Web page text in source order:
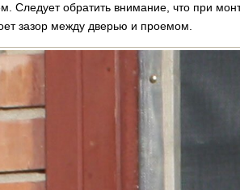
Следует обратить внимание, что при
зазор между дверью и проемом.